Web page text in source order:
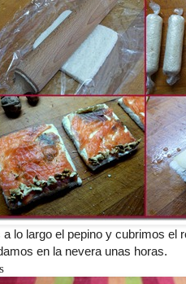
lo largo el pepino y cubrimos el
en la nevera unas horas.